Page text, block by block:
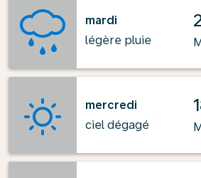
mardi
légère pluie
mercredi
ciel dégagé